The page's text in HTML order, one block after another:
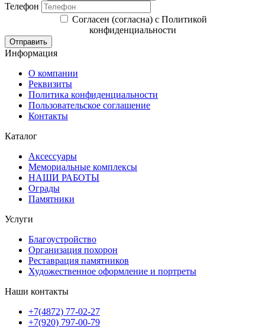
Телефон
Согласен (согласна) с Политикой
конфиденциальности
Отправить
Информация
О компании
Реквизиты
Политика конфиденциальности
Пользовательское соглашение
Контакты
Каталог
Аксессуары
Мемориальные комплексы
НАШИ РАБОТЫ
Ограды
Памятники
Услуги
Благоустройство
Организация похорон
Реставрация памятников
Художественное оформление и портреты
Наши контакты
+7(4872) 77-02-27
+7(920) 797-00-79